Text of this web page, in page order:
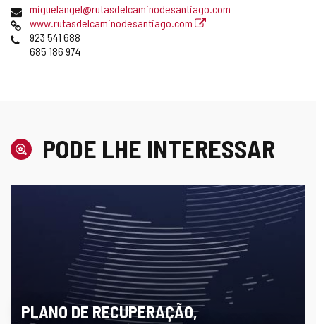
Endereço
postal
Endereço
de
email
miguelangel@rutasdelcaminodesantiago.com
Pagina
web
www.rutasdelcaminodesantiago.com
Telefones
923 541 688
685 186 974
PODE LHE INTERESSAR
PLANO DE RECUPERAÇÃO,